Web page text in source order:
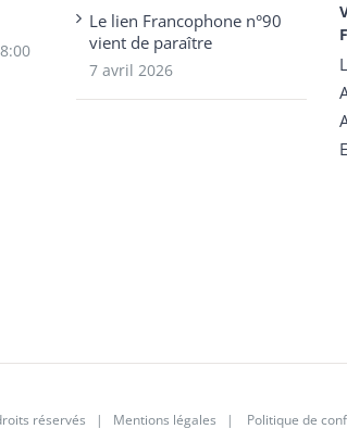
Le lien Francophone n°90
vient de paraître
7 avril 2026
réservés | Mentions légales | Politique de